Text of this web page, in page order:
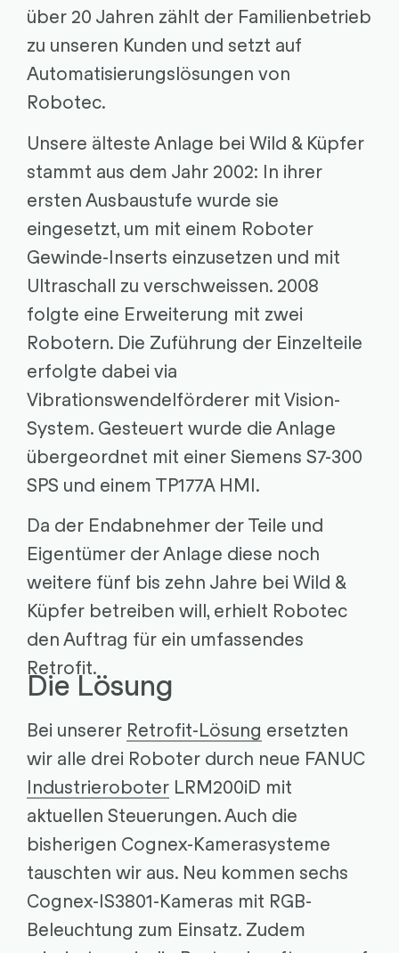
über 20 Jahren zählt der Familienbetrieb
zu unseren Kunden und setzt auf
Automatisierungslösungen von
Robotec.
Unsere älteste Anlage bei Wild & Küpfer
stammt aus dem Jahr 2002: In ihrer
ersten Ausbaustufe wurde sie
eingesetzt, um mit einem Roboter
Gewinde-Inserts einzusetzen und mit
Ultraschall zu verschweissen. 2008
folgte eine Erweiterung mit zwei
Robotern. Die Zuführung der Einzelteile
erfolgte dabei via
Vibrationswendelförderer mit Vision-
System. Gesteuert wurde die Anlage
übergeordnet mit einer Siemens S7-300
SPS und einem TP177A HMI.
Da der Endabnehmer der Teile und
Eigentümer der Anlage diese noch
weitere fünf bis zehn Jahre bei Wild &
Küpfer betreiben will, erhielt Robotec
den Auftrag für ein umfassendes
Retrofit.
Die Lösung
Bei unserer Retrofit-Lösung ersetzten
wir alle drei Roboter durch neue FANUC
IndustrieroboterLRM200iD mit
aktuellen Steuerungen. Auch die
bisherigen Cognex-Kamerasysteme
tauschten wir aus. Neu kommen sechs
Cognex-IS3801-Kameras mit RGB-
Beleuchtung zum Einsatz. Zudem